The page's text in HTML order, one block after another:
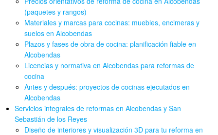
(paquetes y rangos)
Materiales y marcas para cocinas: muebles, encimeras y
suelos en Alcobendas
Plazos y fases de obra de cocina: planificación fiable en
Alcobendas
Licencias y normativa en Alcobendas para reformas de
cocina
Antes y después: proyectos de cocinas ejecutados en
Alcobendas
Servicios integrales de reformas en Alcobendas y San
Sebastián de los Reyes
Diseño de interiores y visualización 3D para tu reforma en